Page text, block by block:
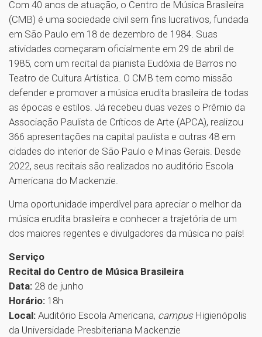
Com 40 anos de atuação, o Centro de Música Brasileira
(CMB) é uma sociedade civil sem fins lucrativos, fundada
em São Paulo em 18 de dezembro de 1984. Suas
atividades começaram oficialmente em 29 de abril de
1985, com um recital da pianista Eudóxia de Barros no
Teatro de Cultura Artística. O CMB tem como missão
defender e promover a música erudita brasileira de todas
as épocas e estilos. Já recebeu duas vezes o Prêmio da
Associação Paulista de Críticos de Arte (APCA), realizou
366 apresentações na capital paulista e outras 48 em
cidades do interior de São Paulo e Minas Gerais. Desde
2022, seus recitais são realizados no auditório Escola
Americana do Mackenzie.
Uma oportunidade imperdível para apreciar o melhor da
música erudita brasileira e conhecer a trajetória de um
dos maiores regentes e divulgadores da música no país!
Serviço
Recital do Centro de Música Brasileira
Data: 28 de junho
Horário: 18h
Local: Auditório Escola Americana, campus Higienópolis
da Universidade Presbiteriana Mackenzie